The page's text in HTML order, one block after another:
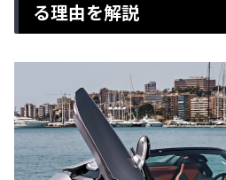
る理由を解説